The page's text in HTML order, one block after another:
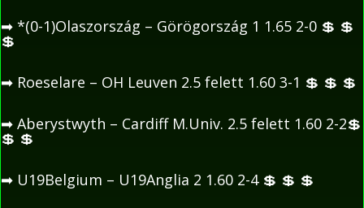
➡ *(0-1)Olaszország – Görögország 1 1.65 2-0 💲 💲
💲
➡ Roeselare – OH Leuven 2.5 felett 1.60 3-1 💲 💲 💲
➡ Aberystwyth – Cardiff M.Univ. 2.5 felett 1.60 2-2💲
💲 💲
➡ U19Belgium – U19Anglia 2 1.60 2-4 💲 💲 💲